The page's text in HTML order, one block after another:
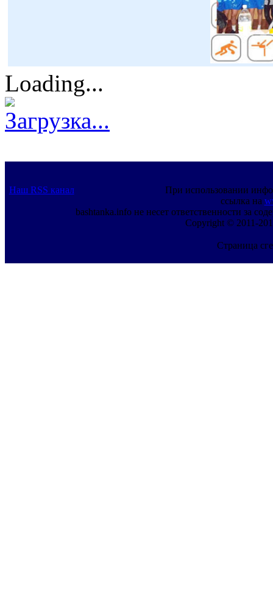
Loading...
Загрузка...
Наш RSS канал
При использовании
ссылка на
bashtanka.info не несет ответственности за
Copyright © 2011-
Страница